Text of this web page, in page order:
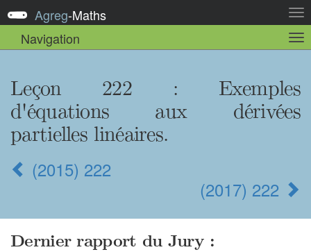
la
Agreg-Maths
Navigation
la
Leçon 222 : Exemples
d'équations aux dérivées
partielles linéaires.
(2015) 222
(2017) 222
Dernier rapport du Jury :